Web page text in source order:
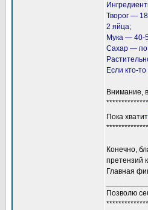
Творог —
2 яйца;
Мука — 40-
Сахар — по
Если кто-
Внимание,
Пока хватит
Конечно,
претензий
Главная
Позволю